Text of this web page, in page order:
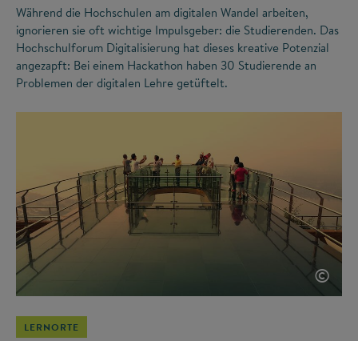
Während die Hochschulen am digitalen Wandel arbeiten,
ignorieren sie oft wichtige Impulsgeber: die Studierenden. Das
Hochschulforum Digitalisierung hat dieses kreative Potenzial
angezapft: Bei einem Hackathon haben 30 Studierende an
Problemen der digitalen Lehre getüftelt.
©
LERNORTE